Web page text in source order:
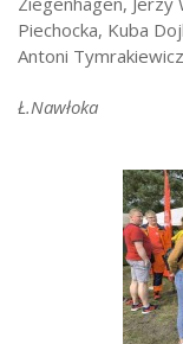
Piechocka, Kuba
Antoni
Ł.Nawłoka